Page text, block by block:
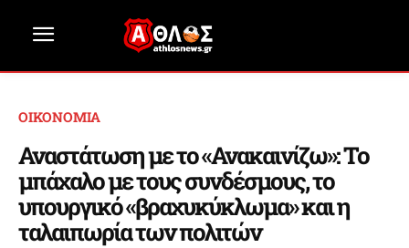
ΟΙΚΟΝΟΜΙΑ
Αναστάτωση με το «Ανακαινίζω»: Το
μπάχαλο με τους συνδέσμους, το
υπουργικό «βραχυκύκλωμα» και η
ταλαιπωρία των πολιτών